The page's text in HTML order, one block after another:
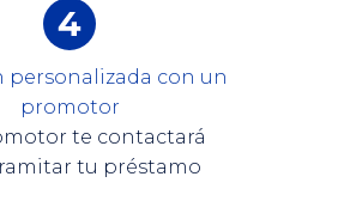
personalizada con un
promotor
te contactará
tu préstamo